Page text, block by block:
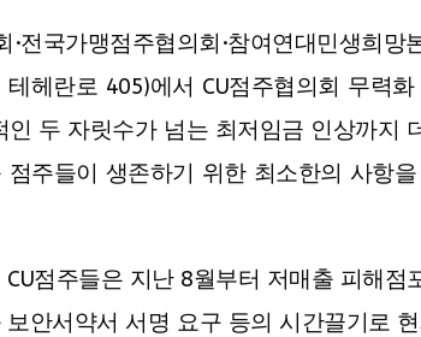
·전국가맹점주협의회·참여연대민생희
테헤란로 405)에서 CU점주협의회 무력
인 두 자릿수가 넘는 최저임금 인상까지
주들이 생존하기 위한 최소한의 사항
점주들은 지난 8월부터 저매출 피해
안서약서 서명 요구 등의 시간끌기로